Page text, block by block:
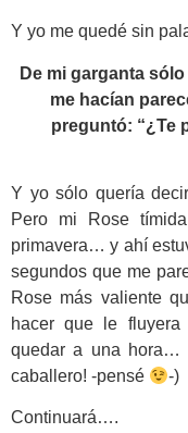
Y yo me quedé sin
De mi garganta
me hacían
preguntó: “¿Te
Y yo sólo quería
Pero mi Rose
primavera… y ahí
segundos que me
Rose más valiente
hacer que le
quedar a una hora…
caballero! -pensé
-)
Continuará….